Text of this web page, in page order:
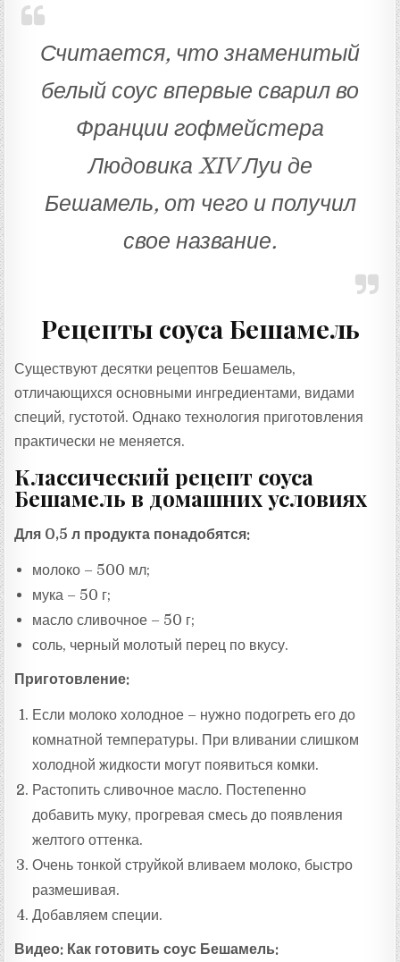
Считается, что знаменитый
белый соус впервые сварил во
Франции гофмейстера
Людовика XIV Луи де
Бешамель, от чего и получил
свое название.
Рецепты соуса Бешамель
Существуют десятки рецептов Бешамель,
отличающихся основными ингредиентами, видами
специй, густотой. Однако технология приготовления
практически не меняется.
Классический рецепт соуса
Бешамель в домашних условиях
Для 0,5 л продукта понадобятся:
молоко – 500 мл;
мука – 50 г;
масло сливочное – 50 г;
соль, черный молотый перец по вкусу.
Приготовление:
Если молоко холодное – нужно подогреть его до
комнатной температуры. При вливании слишком
холодной жидкости могут появиться комки.
Растопить сливочное масло. Постепенно
добавить муку, прогревая смесь до появления
желтого оттенка.
Очень тонкой струйкой вливаем молоко, быстро
размешивая.
Добавляем специи.
Видео: Как готовить соус Бешамель: